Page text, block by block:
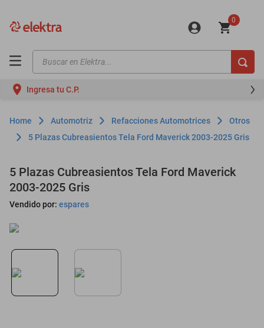
0
Buscar en Elektra...
Ingresa tu C.P.
Automotriz Refacciones Automotrices
Otros
5 Plazas Cubreasientos Tela Ford Maverick 2003-2025 Gris
5 Plazas Cubreasientos Tela Ford Maverick
2003-2025 Gris
Vendido por: espares
motos
moto
celulares
refrigeradores